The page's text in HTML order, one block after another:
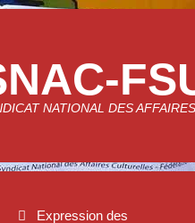
NATIONAL DES
Expression des